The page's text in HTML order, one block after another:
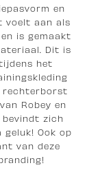
en
voelt aan als
is gemaakt
Dit is
het
rechterborst
Robey en
zich
Ook op
van deze